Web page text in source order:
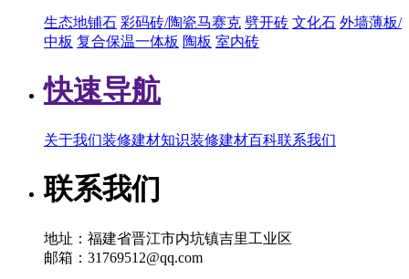
生态地铺石 彩码砖/陶瓷马赛克 劈开砖 文化石 外墙薄板/
中板 复合保温一体板 陶板 室内砖
快速导航
关于我们装修建材知识装修建材百科联系我们
联系我们
地址：福建省晋江市内坑镇吉里工业区
邮箱：31769512@qq.com